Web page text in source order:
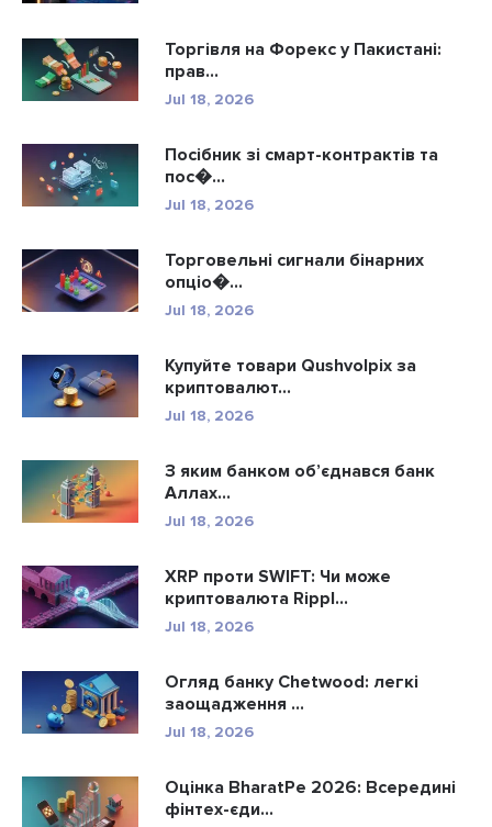
Торгівля на Форекс у Пакистані:
прав...
Jul 18, 2026
Посібник зі смарт-контрактів та
пос�...
Jul 18, 2026
Торговельні сигнали бінарних
опціо�...
Jul 18, 2026
Купуйте товари Qushvolpix за
криптовалют...
Jul 18, 2026
З яким банком об’єднався банк
Аллах...
Jul 18, 2026
XRP проти SWIFT: Чи може
криптовалюта Rippl...
Jul 18, 2026
Огляд банку Chetwood: легкі
заощадження ...
Jul 18, 2026
Оцінка BharatPe 2026: Всередині
фінтех-єди...